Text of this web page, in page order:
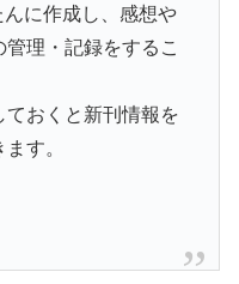
に作成し、感想や
理・記録をするこ
おくと新刊情報を
す。